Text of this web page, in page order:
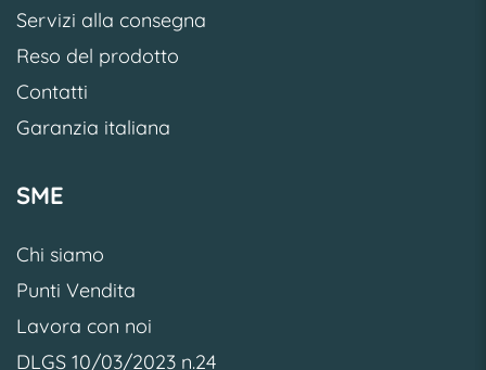
Servizi alla consegna
Reso del prodotto
Contatti
Garanzia italiana
SME
Chi siamo
Punti Vendita
Lavora con noi
DLGS 10/03/2023 n.24